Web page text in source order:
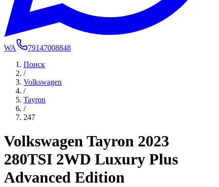
WA
79147008848
Поиск
/
Volkswagen
/
Tayron
/
247
Volkswagen Tayron 2023
280TSI 2WD Luxury Plus
Advanced Edition